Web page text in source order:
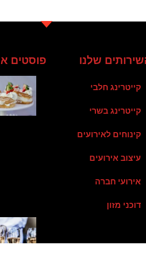
שלנו
קייטרינג חלבי
קייטרינג בשרי
קינוחים לאירועים
עיצוב אירועים
אירועי חברה
דוכני מזון
פוסטים